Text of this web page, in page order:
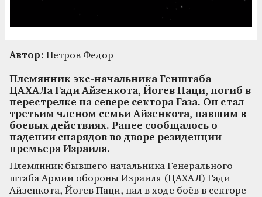
Автор: Петров Федор
Племянник экс-начальника Генштаба
ЦАХАЛа Гади Айзенкота, Йогев Паци, погиб в
перестрелке на севере сектора Газа. Он стал
третьим членом семьи Айзенкота, павшим в
боевых действиях. Ранее сообщалось о
падении снарядов во дворе резиденции
премьера Израиля.
Племянник бывшего начальника Генерального
штаба Армии обороны Израиля (ЦАХАЛ) Гади
Айзенкота, Йогев Паци, пал в ходе боёв в секторе